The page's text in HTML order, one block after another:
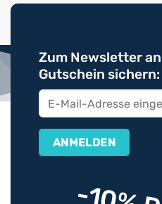
Zum Newsletter
Gutschein sichern: